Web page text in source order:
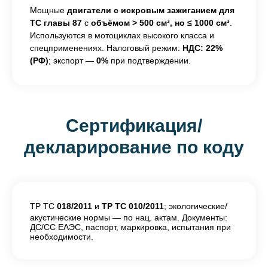
Мощные двигатели с искровым зажиганием для
ТС главы 87 с объёмом > 500 см³, но ≤ 1000 см³
Используются в мотоциклах высокого класса и
спецприменениях. Налоговый режим: НДС: 22%
(РФ); экспорт — 0% при подтверждении.
Сертификация/
декларирование по коду
ТР ТС 018/2011 и ТР ТС 010/2011; экологические/
акустические нормы — по нац. актам. Документы:
ДС/СС ЕАЭС, паспорт, маркировка, испытания при
необходимости.